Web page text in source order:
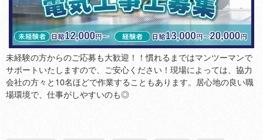
未経験の方からのご応募も大歓迎！！慣れるまではマンツーマンで
サポートいたしますので、ご安心ください！現場によっては、協力
会社の方々と10名ほどで作業することもあります。居心地の良い職
場環境で、仕事がしやすいのも◎